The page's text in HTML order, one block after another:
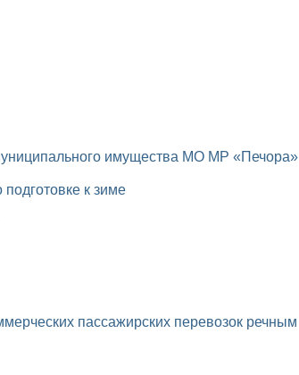
имущества МО МР «Печора»
подготовке к зиме